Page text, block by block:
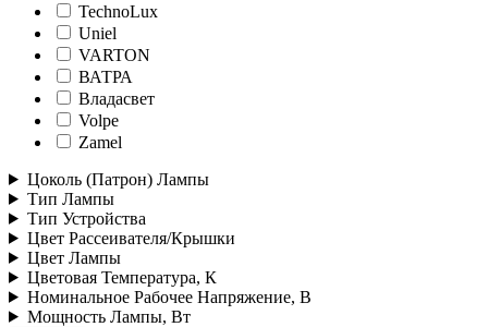
TechnoLux
Uniel
VARTON
ВАТРА
Владасвет
Volpe
Zamel
Цоколь (Патрон) Лампы
Тип Лампы
Тип Устройства
Цвет Рассеивателя/Крышки
Цвет Лампы
Цветовая Температура, К
Номинальное Рабочее Напряжение, В
Мощность Лампы, Вт